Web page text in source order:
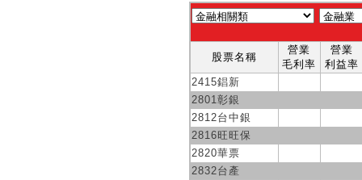
股票名稱
營業
毛利率
營業
利益率
2415錩新
2801彰銀
2812台中銀
2816旺旺保
2820華票
2832台產